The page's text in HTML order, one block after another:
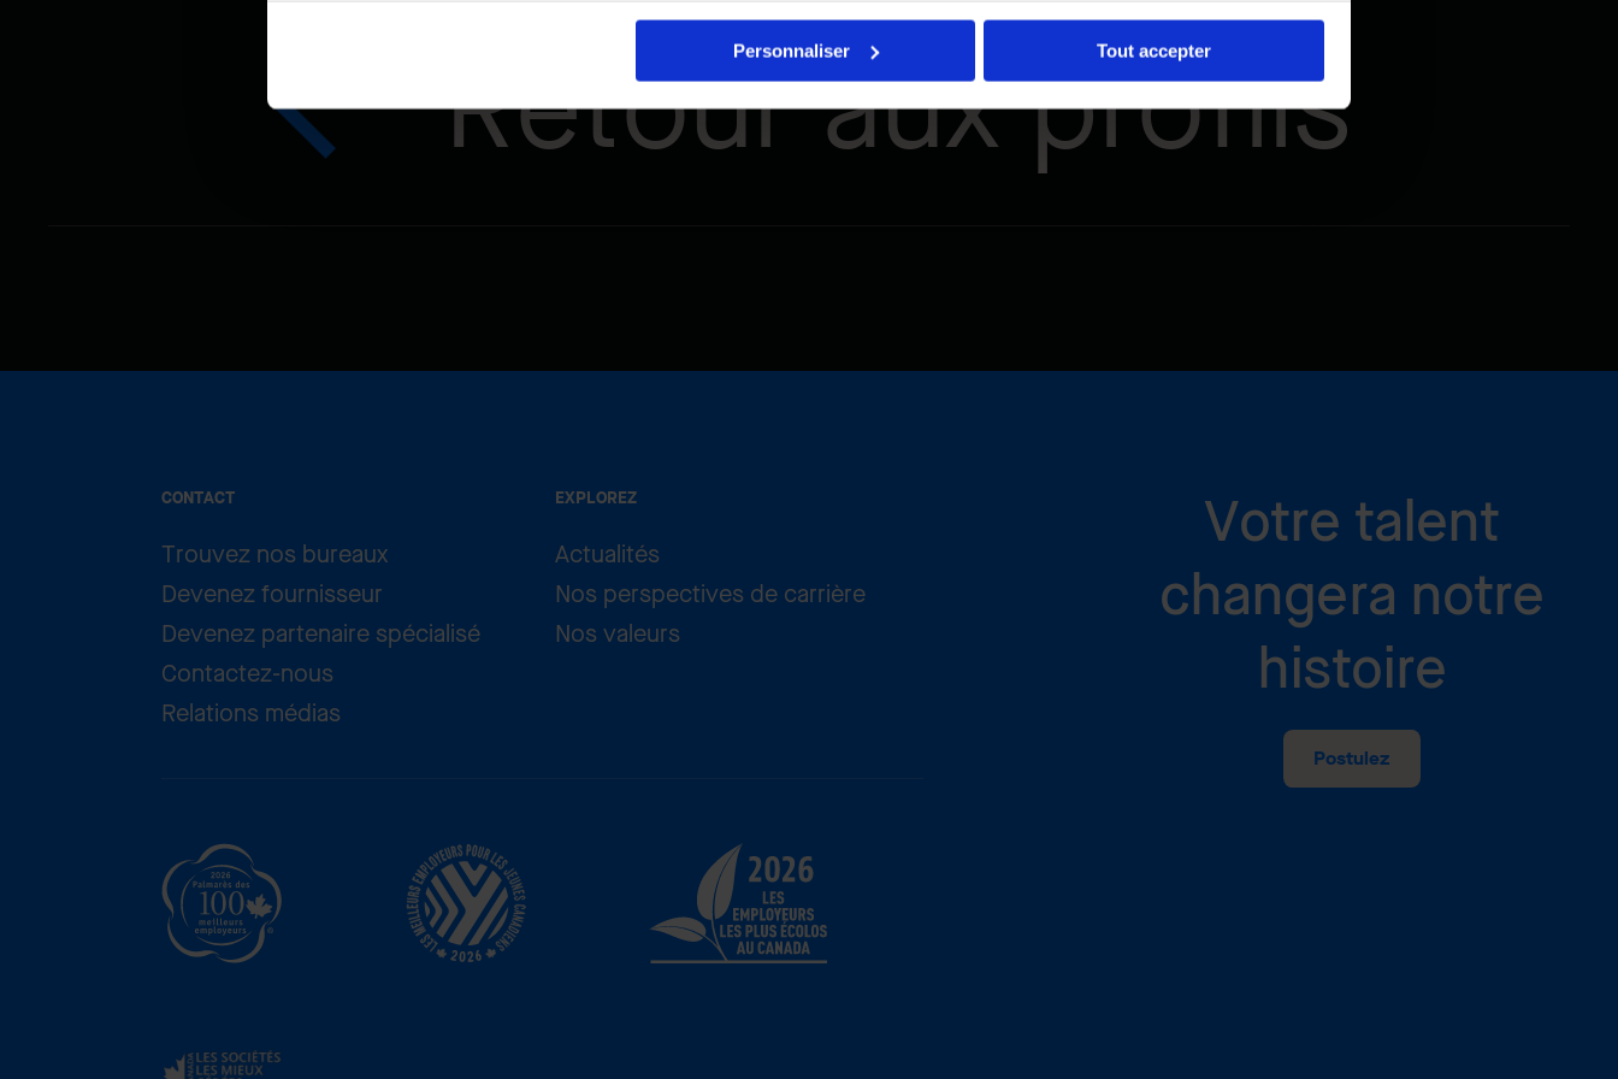
Personnaliser Tout accepter
Retour aux profils
CONTACT
Trouvez nos bureaux
Devenez fournisseur
Devenez partenaire spécialisé
Contactez-nous
Relations médias
EXPLOREZ
Actualités
Nos perspectives de carrière
Nos valeurs
Votre talent
changera notre
histoire
Postulez